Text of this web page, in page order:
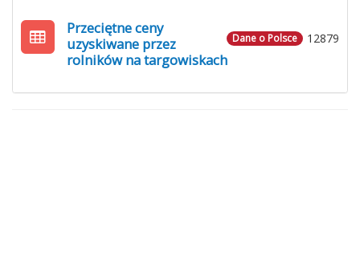
12879
Dane o Polsce
Przeciętne ceny
uzyskiwane przez
rolników na targowiskach